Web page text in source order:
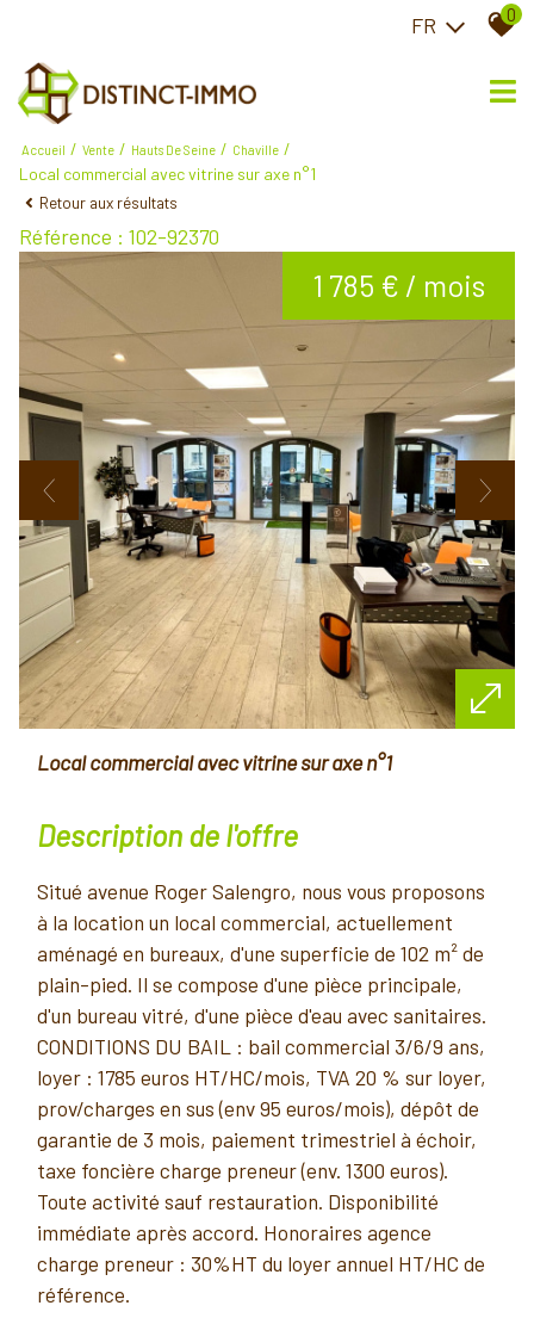
FR 0
Accueil Vente Hauts De Seine Chaville
Local commercial avec vitrine sur axe n°1
Retour aux résultats
Référence : 102-92370
1 785 € / mois
local commercial avec vitrine sur axe n°1
description de l'offre
Situé avenue Roger Salengro, nous vous proposons
à la location un local commercial, actuellement
aménagé en bureaux, d'une superficie de 102 m² de
plain-pied. Il se compose d'une pièce principale,
d'un bureau vitré, d'une pièce d'eau avec sanitaires.
CONDITIONS DU BAIL : bail commercial 3/6/9 ans,
loyer : 1785 euros HT/HC/mois, TVA 20 % sur loyer,
prov/charges en sus (env 95 euros/mois), dépôt de
garantie de 3 mois, paiement trimestriel à échoir,
taxe foncière charge preneur (env. 1300 euros).
Toute activité sauf restauration. Disponibilité
immédiate après accord. Honoraires agence
charge preneur : 30%HT du loyer annuel HT/HC de
référence.